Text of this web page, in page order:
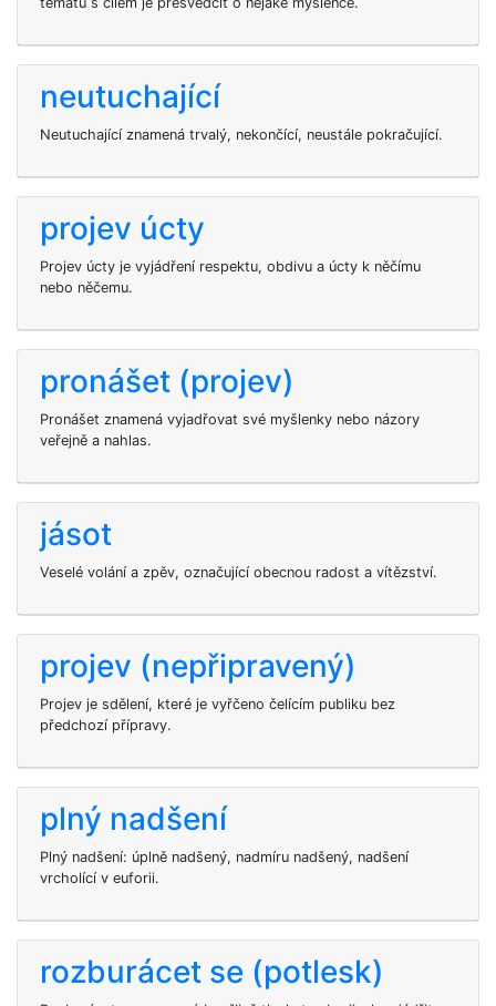
neutuchající
Neutuchající znamená trvalý, nekončící, neustále pokračující.
projev úcty
Projev úcty je vyjádření respektu, obdivu a úcty k něčímu
nebo něčemu.
pronášet (projev)
Pronášet znamená vyjadřovat své myšlenky nebo názory
veřejně a nahlas.
jásot
Veselé volání a zpěv, označující obecnou radost a vítězství.
projev (nepřipravený)
Projev je sdělení, které je vyřčeno čelícím publiku bez
předchozí přípravy.
plný nadšení
Plný nadšení: úplně nadšený, nadmíru nadšený, nadšení
vrcholící v euforii.
rozburácet se (potlesk)